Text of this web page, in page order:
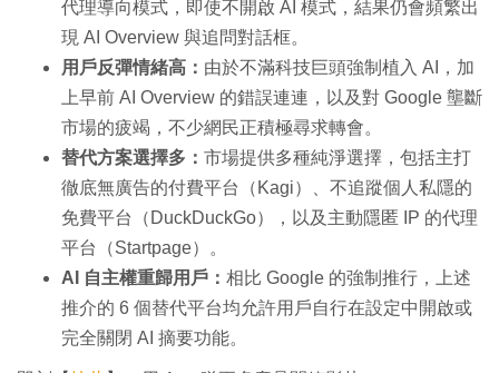
代理導向模式，即使不開啟 AI 模式，結果仍會頻繁出
現 AI Overview 與追問對話框。
用戶反彈情緒高： 由於不滿科技巨頭強制植入 AI，加
上早前 AI Overview 的錯誤連連，以及對 Google 壟斷
市場的疲竭，不少網民正積極尋求轉會。
替代方案選擇多： 市場提供多種純淨選擇，包括主打
徹底無廣告的付費平台（Kagi）、不追蹤個人私隱的
免費平台（DuckDuckGo），以及主動隱匿 IP 的代理
平台（Startpage）。
AI 自主權重歸用戶： 相比 Google 的強制推行，上述
推介的 6 個替代平台均允許用戶自行在設定中開啟或
完全關閉 AI 摘要功能。